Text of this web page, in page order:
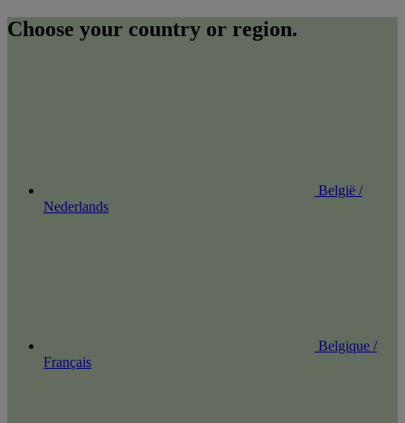
Choose your country or region.
België /
Nederlands
Belgique /
Français